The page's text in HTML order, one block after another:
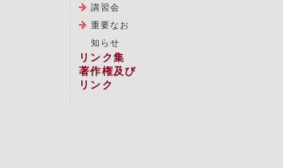
講習会
重要なお
知らせ
リンク集
著作権及び
リンク